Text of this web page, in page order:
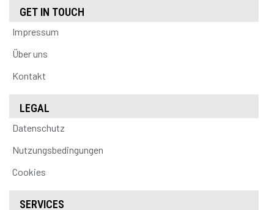
GET IN TOUCH
Impressum
Über uns
Kontakt
LEGAL
Datenschutz
Nutzungsbedingungen
Cookies
SERVICES